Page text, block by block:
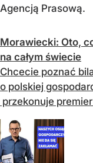
Agencją Prasową.
Morawiecki: Oto,
na całym świecie
Chcecie poznać
o polskiej
przekonuje